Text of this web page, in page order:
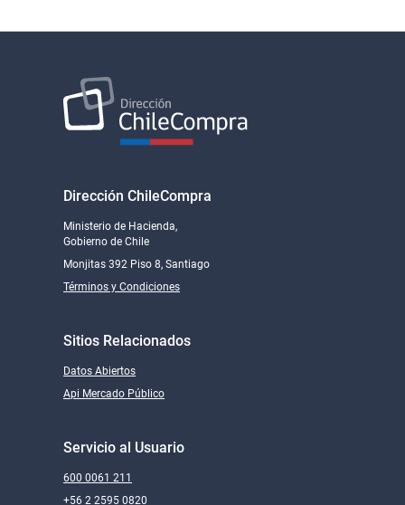
COMERCIALIZADORA SANTA CATALINA SPA
Despacho cobertura nacional
LECHNER S.A.
INGENIERÍA E INFORMATICA ASOCIADA LIMITADA
Despacho cobertura nacional
Dirección ChileCompra
Ministerio de Hacienda,
Gobierno de Chile
Monjitas 392 Piso 8, Santiago
Términos y Condiciones
Sitios Relacionados
Datos Abiertos
Api Mercado Público
Servicio al Usuario
600 0061 211
+56 2 2595 0820